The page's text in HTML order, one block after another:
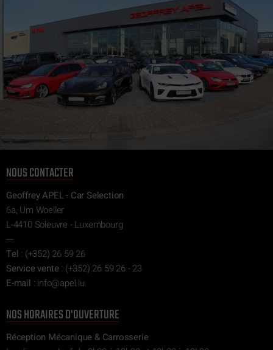
NOUS CONTACTER
Geoffrey APEL - Car Selection
6a, Um Woeller
L-4410 Soleuvre - Luxembourg
---
Tel : (+352) 26 59 26
Service vente: (+352) 26 59 26 - 23
E-mail : ul.l
epa@of
ni
NOS HORAIRES D'OUVERTURE
Réception Mécanique & Carrosserie